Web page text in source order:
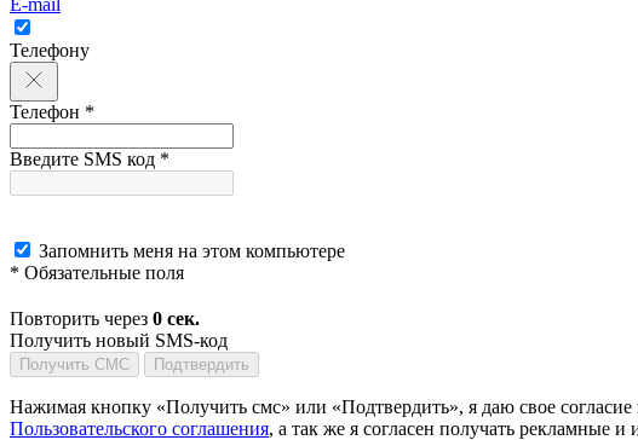
E-mail
Телефону
Телефон *
Введите SMS код *
Запомнить меня на этом компьютере
* Обязательные поля
Повторить через 0 сек.
Получить новый SMS-код
Получить СМС Подтвердить
Нажимая кнопку «Получить смс» или «Подтвердить», я даю свое
Пользовательского соглашения, а так же я согласен получать рекламные